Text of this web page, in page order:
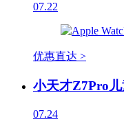
07.22
优惠直达 >
小天才Z7Pro
07.24